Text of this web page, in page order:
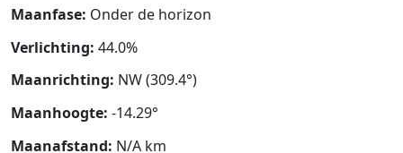
Maanfase: Onder de horizon
Verlichting: 44.0%
Maanrichting: NW (309.4°)
Maanhoogte: -14.29°
Maanafstand: N/A km